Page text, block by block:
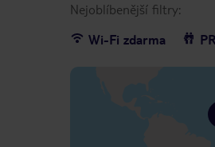
Nejoblíbenější filtry:
Wi-Fi zdarma